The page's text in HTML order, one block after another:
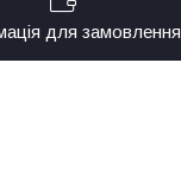
для замовлення